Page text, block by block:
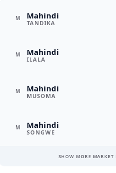
M Mahindi
TANDIKA
M Mahindi
ILALA
M Mahindi
MUSOMA
M Mahindi
SONGWE
SHOW MORE MARKET